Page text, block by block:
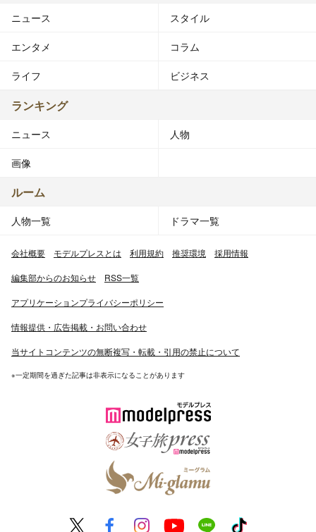
ニュース スタイル
エンタメ コラム
ライフ ビジネス
ランキング
ニュース 人物
画像
ルーム
人物一覧 ドラマ一覧
会社概要 モデルプレスとは 利用規約 推奨環境 採用情報
編集部からのお知らせ RSS一覧
アプリケーションプライバシーポリシー
情報提供・広告掲載・お問い合わせ
当サイトコンテンツの無断複写・転載・引用の禁止について
※一定期間を過ぎた記事は非表示になることがあります